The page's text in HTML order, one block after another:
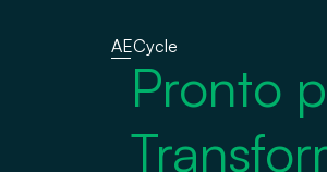
AECycle
Pronto